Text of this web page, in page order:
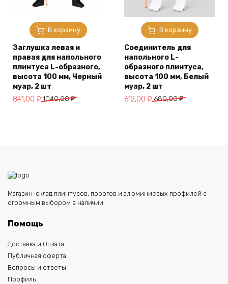
В корзину
Заглушка левая и
правая для напольного
плинтуса L-образного,
высота 100 мм, Черный
муар, 2 шт
1040,00₽
Первоначальная
841,00 ₽
Текущая
В корзину
Соединитель для
напольного L-
образного плинтуса,
высота 100 мм, Белый
муар, 2 шт
680,00₽
Первоначальная
612,00 ₽
Текущая
Магазин-склад плинтусов, порогов и алюминиевых профилей с
огромным выбором в наличии
Помощь
Доставка и Оплата
Публичная оферта
Вопросы и ответы
Профиль